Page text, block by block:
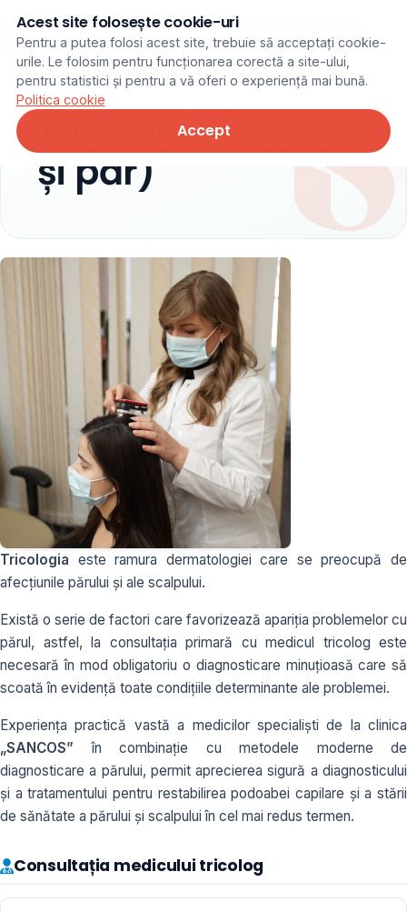
Programare online
Tricologie (scalp
și păr)
Tricologia este ramura dermatologiei care se preocupă de
afecțiunile părului și ale scalpului.
Există o serie de factori care favorizează apariția problemelor cu
părul, astfel, la consultația primară cu medicul tricolog este
necesară în mod obligatoriu o diagnosticare minuțioasă care să
scoată în evidență toate condițiile determinante ale problemei.
Experiența practică vastă a medicilor specialiști de la clinica
„SANCOS” în combinație cu metodele moderne de
diagnosticare a părului, permit aprecierea sigură a diagnosticului
și a tratamentului pentru restabilirea podoabei capilare și a stării
de sănătate a părului și scalpului în cel mai redus termen.
Consultația medicului tricolog
Acest site folosește cookie-uri
Pentru a putea folosi acest site, trebuie să acceptați cookie-
urile. Le folosim pentru funcționarea corectă a site-ului,
pentru statistici și pentru a vă oferi o experiență mai bună.
Politica cookie
Accept